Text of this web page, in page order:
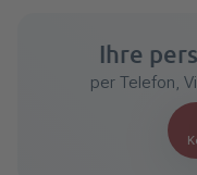
Ihre
per Telefon,